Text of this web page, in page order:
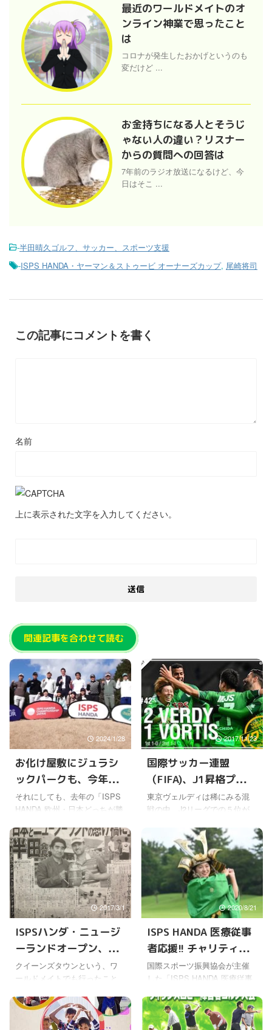
最近のワールドメイトのオ
ンライン神業で思ったこと
は
コロナが発生したおかげというのも
変だけど ...
お金持ちになる人とそうじ
ゃない人の違い？リスナー
からの質問への回答は
7年前のラジオ放送になるけど、今
日はそこ ...
-半田晴久ゴルフ、サッカー、スポーツ支援
-ISPS HANDA・ヤーマン＆ストゥービ オーナーズカップ, 尾崎将司
この記事にコメントを書く
名前
上に表示された文字を入力してください。
関連記事を合わせて読む
2024/1/28
お化け屋敷にジュラシ
ックパークも、今年も
「ISPS HANDA 欧州・
日本どっちが勝つかト
ーナメント！」は楽し
そう
それにしても、去年の「ISPS
HANDA 欧州・日本どっちが勝
今思い出しても楽しい思い出
がたくさんある。 ゴルフはで
きないけど、ゴルフコースに
行くだけでも、とっても気分
がいいし。 綺麗な緑や池があ
ったりで、心が癒されるし、
ウキウキしてくる。 それだけ
でも十分なんだけどね。露店
に行くといろいろ美味しいも
のも豊富にあるし。 さらに去
年はプリンセス天功のイリュ
ージョンを無料で観ることが
ムになると、天功さんも一緒
になって、欧州ツアーのキー
ス・ペリーさんや、 ...
2017/11/23
国際サッカー連盟
（FIFA)、J1昇格プレー
オフ出場を決めた東京
ヴェルディを特集
東京ヴェルディは稀にみる混
戦の中、J2リーグでの５位が
ーオフに進出することが決ま
った。 すでに湘南と長崎の２
チームがJ1自動昇格を決めて
いる。残り1枠は、名古屋、福
岡、ヴェルディ、千葉の４チ
ームによるプレーオフで決ま
る。 🌪️J1昇格プレーオフ進
残るふたつの💺💺を手にする
のはどのクラブか⁉️ J2最終節は
本日16時 ...
2017/3/1
ISPSハンダ・ニュージ
ーランドオープン、元
巨人の桑田真澄も参戦
クイーンズタウンという、ワ
ールドメイトでも行ったこと
で、男子のゴルフトーナメン
トが３月９日から開催され
2020/8/21
ISPS HANDA 医療従事
者応援!! チャリティレ
ディースでの、深見東
州先生のお話
国際スポーツ振興協会が主催
した「ISPS HANDA 医療従事
トーナメント」での、深見東
州（半田晴久）先生のお話